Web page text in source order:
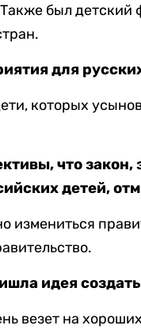
был детский
для
которых
что
детей,
измениться
идея
везет на